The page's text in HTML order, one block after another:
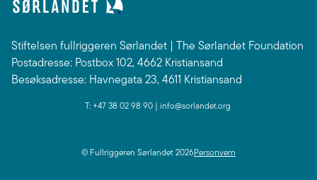
Stiftelsen fullriggeren Sørlandet | The Sørlandet Foundation
Postadresse: Postbox 102, 4662 Kristiansand
Besøksadresse: Havnegata 23, 4611 Kristiansand
T: +47 38 02 98 90 | info@sorlandet.org
© Fullriggeren Sørlandet2026Personvern